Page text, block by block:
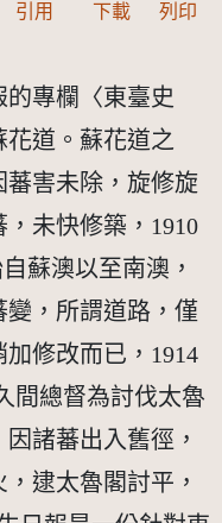
引用 下載 列印
專欄〈東臺史
道。蘇花道之
蕃害未除，旋修旋
未快修築，1910
蘇澳以至南澳，
，所謂道路，僅
修改而已，1914
間總督為討伐太魯
諸蕃出入舊徑，
逮太魯閣討平，